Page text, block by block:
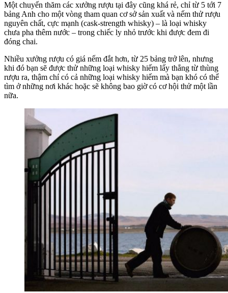
Một chuyến thăm các xưởng rượu tại đây cũng khá rẻ, chỉ từ 5 tới 7
bảng Anh cho một vòng tham quan cơ sở sản xuất và nếm thử rượu
nguyên chất, cực mạnh (cask-strength whisky) – là loại whisky
chưa pha thêm nước – trong chiếc ly nhỏ trước khi được đem đi
đóng chai.
Nhiều xưởng rượu có giá nếm đắt hơn, từ 25 bảng trở lên, nhưng
khi đó bạn sẽ được thử những loại whisky hiếm lấy thẳng từ thùng
rượu ra, thậm chí có cả những loại whisky hiếm mà bạn khó có thể
tìm ở những nơi khác hoặc sẽ không bao giờ có cơ hội thử một lần
nữa.